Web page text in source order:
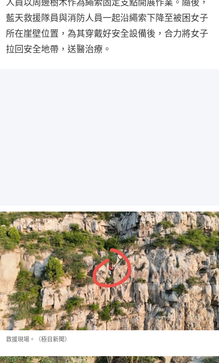
藍天救援隊員與消防人員一起沿繩索下降至被困女子
所在崖壁位置，為其穿戴好安全設備後，合力將女子
拉回安全地帶，送醫治療。
救援現場。（極目新聞）